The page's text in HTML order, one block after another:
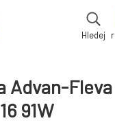
Hledej
Advan-Fleva
91W